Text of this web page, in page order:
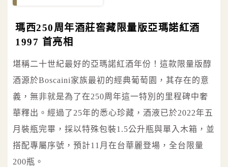
瑪西250周年酒莊窖藏限量版亞瑪諾紅酒
1997 首亮相
堪稱二十世紀最好的亞瑪諾紅酒年份！這款限量版醇
酒源於Boscaini家族最初的經典葡萄園，其存在的意
義，無非就是為了在250周年這一特別的里程碑中奢
華釋出。經過了25年的悉心珍藏，酒液已於2022年五
月裝瓶完畢，採以特殊包裝1.5公升瓶與單入木箱，並
搭配專屬序號，預計11月在台華麗登場，全台限量
200瓶。